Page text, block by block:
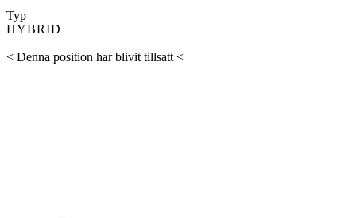
Typ
HYBRID
< Denna position har blivit tillsatt <